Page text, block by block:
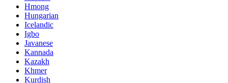
Hmong
Hungarian
Icelandic
Igbo
Javanese
Kannada
Kazakh
Khmer
Kurdish